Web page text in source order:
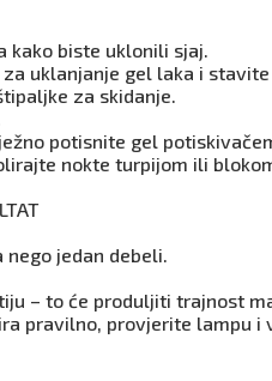
kako biste uklonili sjaj.
uklanjanje gel laka i stavite
za skidanje.
potisnite gel
nokte turpijom ili
jedan debeli.
– to će produljiti trajnost
pravilno, provjerite lampu i